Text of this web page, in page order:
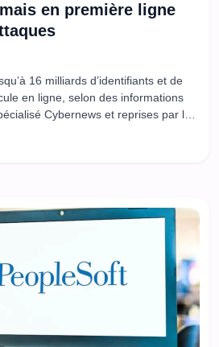
en première ligne
16 milliards d’identifiants et de
en ligne, selon des informations
Cybernews et reprises par la
sortie d’un seul service, mais